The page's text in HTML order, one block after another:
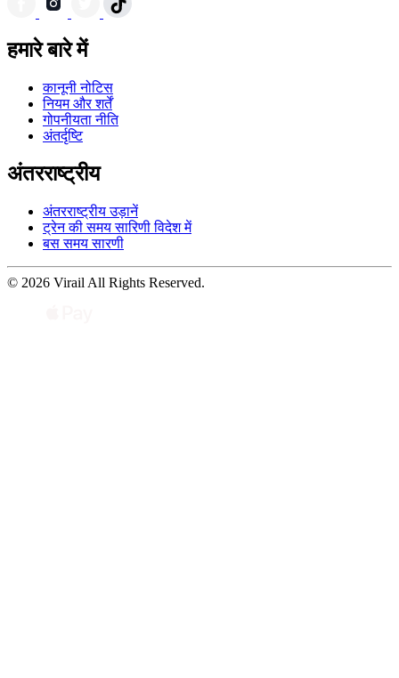
हमारे बारे में
कानूनी नोटिस
नियम और शर्तें
गोपनीयता नीति
अंतर्दृष्टि
अंतरराष्ट्रीय
अंतरराष्ट्रीय उड़ानें
ट्रेन की समय सारिणी विदेश में
बस समय सारणी
© 2026 Virail All Rights Reserved.